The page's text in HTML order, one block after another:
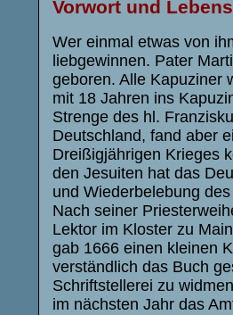
Vorwort und
Wer einmal etwas von
liebgewinnen. Pater
geboren. Alle Kapuziner
mit 18 Jahren ins
Strenge des hl.
Deutschland, fand aber
Dreißigjährigen Krieges
den Jesuiten hat das
und Wiederbelebung
Nach seiner
Lektor im Kloster zu
gab 1666 einen kleinen
verständlich das Buch
Schriftstellerei zu
im nächsten Jahr das